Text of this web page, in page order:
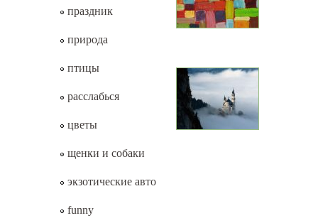
праздник
природа
птицы
расслабься
цветы
щенки и собаки
экзотические авто
funny